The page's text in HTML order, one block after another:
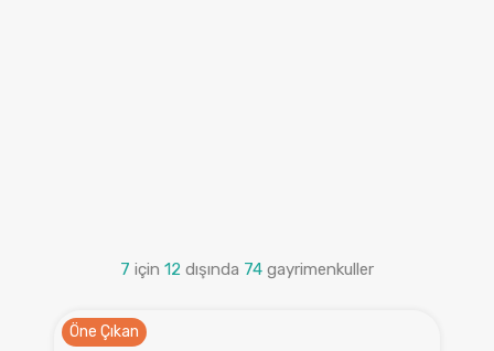
7 için 12 dışında 74 gayrimenkuller
Öne Çıkan